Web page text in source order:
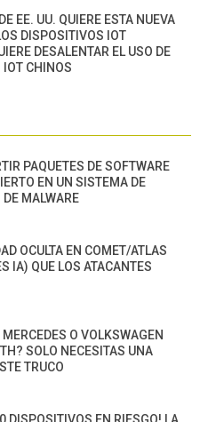
EE. UU. QUIERE ESTA NUEVA
DISPOSITIVOS IOT
DESALENTAR EL USO DE
IOT CHINOS
PAQUETES DE SOFTWARE
EN UN SISTEMA DE
MALWARE
OCULTA EN COMET/ATLAS
IA) QUE LOS ATACANTES
O VOLKSWAGEN
SOLO NECESITAS UNA
TRUCO